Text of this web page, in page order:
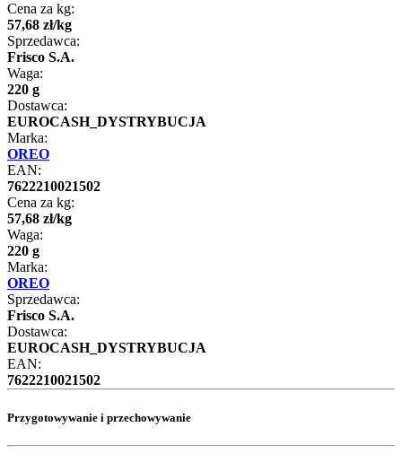
Cena za kg:
57,68 zł/kg
Sprzedawca:
Frisco S.A.
Waga:
220 g
Dostawca:
EUROCASH_DYSTRYBUCJA
Marka:
OREO
EAN:
7622210021502
Cena za kg:
57,68 zł/kg
Waga:
220 g
Marka:
OREO
Sprzedawca:
Frisco S.A.
Dostawca:
EUROCASH_DYSTRYBUCJA
EAN:
7622210021502
Przygotowywanie i przechowywanie